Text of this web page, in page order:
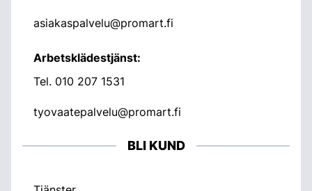
asiakaspalvelu@promart.fi
Arbetsklädestjänst:
Tel. 010 207 1531
tyovaatepalvelu@promart.fi
BLI KUND